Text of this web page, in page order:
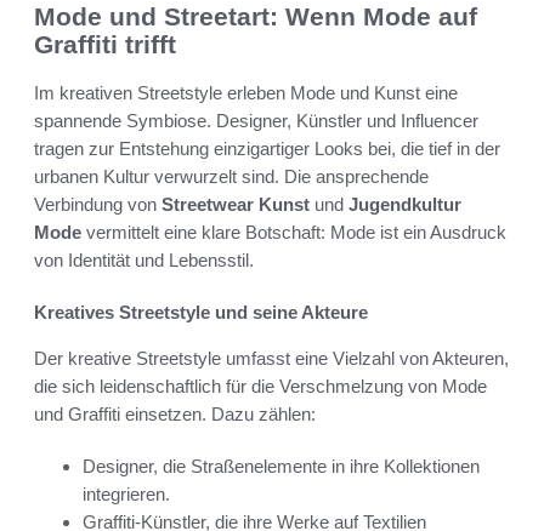
Mode und Streetart: Wenn Mode auf
Graffiti trifft
Im kreativen Streetstyle erleben Mode und Kunst eine
spannende Symbiose. Designer, Künstler und Influencer
tragen zur Entstehung einzigartiger Looks bei, die tief in der
urbanen Kultur verwurzelt sind. Die ansprechende
Verbindung von Streetwear Kunst und Jugendkultur
Mode vermittelt eine klare Botschaft: Mode ist ein Ausdruck
von Identität und Lebensstil.
Kreatives Streetstyle und seine Akteure
Der kreative Streetstyle umfasst eine Vielzahl von Akteuren,
die sich leidenschaftlich für die Verschmelzung von Mode
und Graffiti einsetzen. Dazu zählen:
Designer, die Straßenelemente in ihre Kollektionen
integrieren.
Graffiti-Künstler, die ihre Werke auf Textilien